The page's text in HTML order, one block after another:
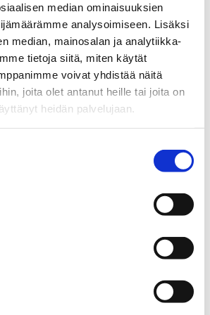
median ominaisuuksien
analysoimiseen. Lisäksi
median, mainosalan ja analytiikka-
tietoja siitä, miten käytät
voivat yhdistää näitä
joita olet antanut heille tai joita on
heidän palvelujaan.
johtamisen ja
alaan kuuluva
“Implementing Supply
” tarkastetaan perjantaina
13 Vaasan yliopiston
(Tervahovi).
ja kustoksena professori
ja pdf
window